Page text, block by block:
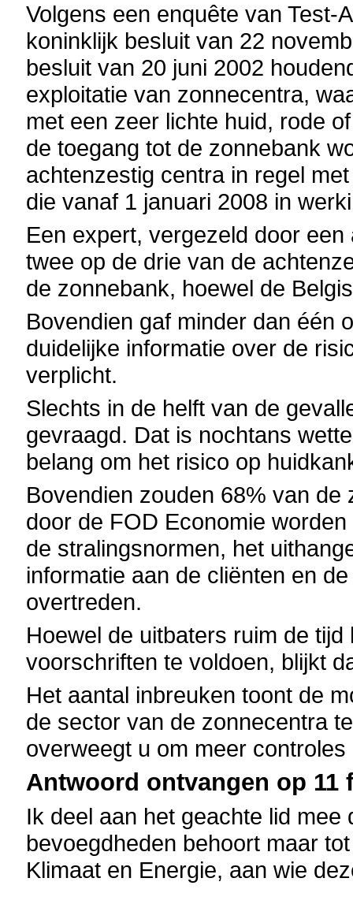
Volgens een enquête van Test-
koninklijk besluit van 22
besluit van 20 juni 2002
exploitatie van zonnecentra,
met een zeer lichte huid, rode
de toegang tot de zonnebank
achtenzestig centra in regel
die vanaf 1 januari 2008 in
Een expert, vergezeld door
twee op de drie van de
de zonnebank, hoewel de
Bovendien gaf minder dan één
duidelijke informatie over de
verplicht.
Slechts in de helft van de
gevraagd. Dat is nochtans
belang om het risico op
Bovendien zouden 68% van
door de FOD Economie
de stralingsnormen, het
informatie aan de cliënten en
overtreden.
Hoewel de uitbaters ruim de
voorschriften te voldoen, blijkt
Het aantal inbreuken toont de
de sector van de zonnecentra
overweegt u om meer
Antwoord ontvangen op 11
Ik deel aan het geachte lid
bevoegdheden behoort maar
Klimaat en Energie, aan wie